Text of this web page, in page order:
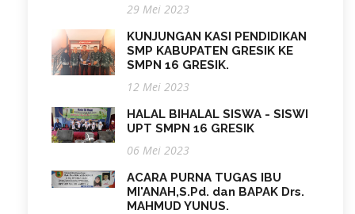
29 Mei 2023
KUNJUNGAN KASI PENDIDIKAN
SMP KABUPATEN GRESIK KE
SMPN 16 GRESIK.
12 Mei 2023
HALAL BIHALAL SISWA - SISWI
UPT SMPN 16 GRESIK
06 Mei 2023
ACARA PURNA TUGAS IBU
MI'ANAH,S.Pd. dan BAPAK Drs.
MAHMUD YUNUS.